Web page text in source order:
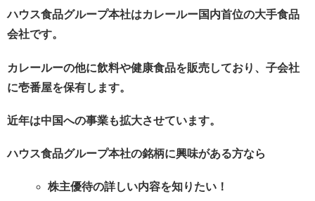
ハウス食品グループ本社はカレールー国内首位の大手食品
会社です。
カレールーの他に飲料や健康食品を販売しており、子会社
に壱番屋を保有します。
近年は中国への事業も拡大させています。
ハウス食品グループ本社の銘柄に興味がある方なら
株主優待の詳しい内容を知りたい！